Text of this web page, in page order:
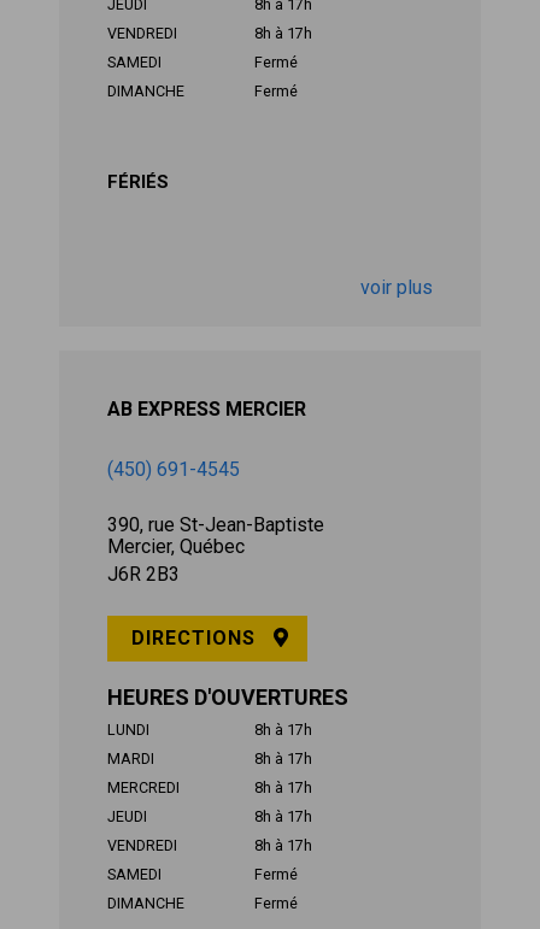
JEUDI
8h à 17h
VENDREDI
8h à 17h
SAMEDI
Fermé
DIMANCHE
Fermé
FÉRIÉS
voir plus
AB EXPRESS MERCIER
(450) 691-4545
390, rue St-Jean-Baptiste
Mercier, Québec
J6R 2B3
DIRECTIONS
HEURES D'OUVERTURES
LUNDI
8h à 17h
MARDI
8h à 17h
MERCREDI
8h à 17h
JEUDI
8h à 17h
VENDREDI
8h à 17h
SAMEDI
Fermé
DIMANCHE
Fermé